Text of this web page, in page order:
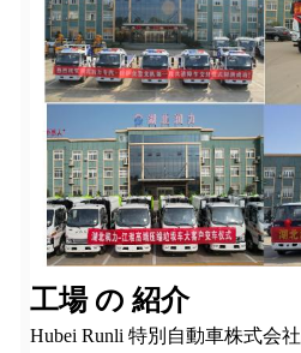
工場 の 紹介
Hubei Runli 特別自動車株式会社